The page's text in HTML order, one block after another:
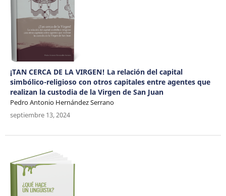
¡TAN CERCA DE LA VIRGEN! La relación del capital
simbólico-religioso con otros capitales entre agentes que
realizan la custodia de la Virgen de San Juan
Pedro Antonio Hernández Serrano
septiembre 13, 2024